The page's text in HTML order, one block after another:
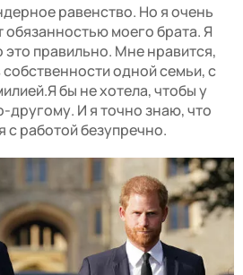
равенство. Но я очень
обязанностью моего брата. Я
это правильно. Мне нравится,
одной семьи, с
бы не хотела, чтобы у
другому. И я точно знаю, что
с работой безупречно.